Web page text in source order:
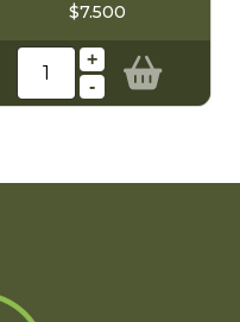
$7.500
+
-